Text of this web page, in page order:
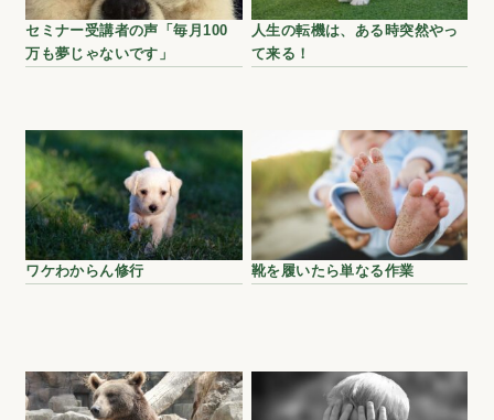
セミナー受講者の声「毎月100
万も夢じゃないです」
人生の転機は、ある時突然やっ
て来る！
ワケわからん修行 靴を履いたら単なる作業